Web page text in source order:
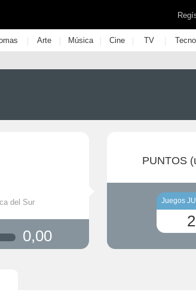
| Arte | Música | Cine | TV |
del Sur
0,00
PUNTOS
Juegos
2